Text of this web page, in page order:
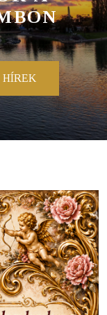
HÍREK